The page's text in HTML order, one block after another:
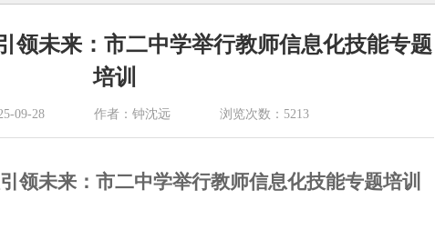
领未来：市二中学举行教师信息化技能专题
培训
09-28 作者：钟沈远 浏览次数：5213
领未来：市二中学举行教师信息化技能专题培训